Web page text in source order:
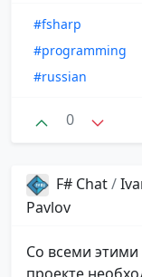
#fsharp
#programming
#russian
0
F# Chat/
Pavlov
Со всеми